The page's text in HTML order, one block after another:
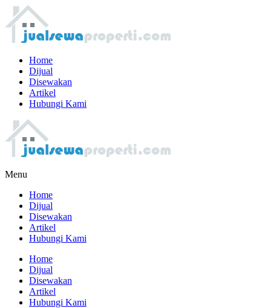
Home
Dijual
Disewakan
Artikel
Hubungi Kami
Menu
Home
Dijual
Disewakan
Artikel
Hubungi Kami
Home
Dijual
Disewakan
Artikel
Hubungi Kami